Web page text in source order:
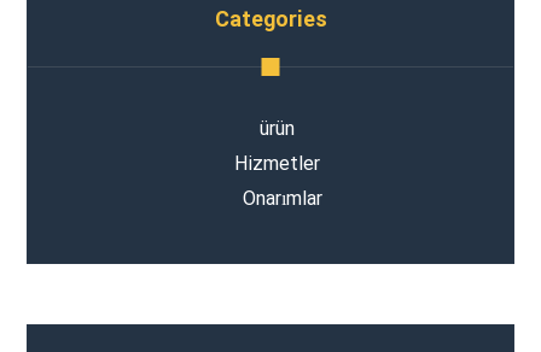
Categories
ürün
Hizmetler
Onarımlar